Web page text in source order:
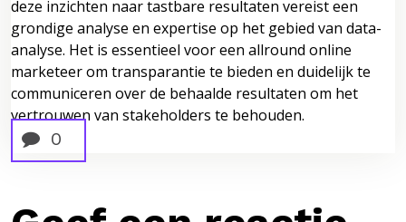
deze inzichten naar tastbare resultaten vereist een
grondige analyse en expertise op het gebied van data-
analyse. Het is essentieel voor een allround online
marketeer om transparantie te bieden en duidelijk te
communiceren over de behaalde resultaten om het
vertrouwen van stakeholders te behouden.
0